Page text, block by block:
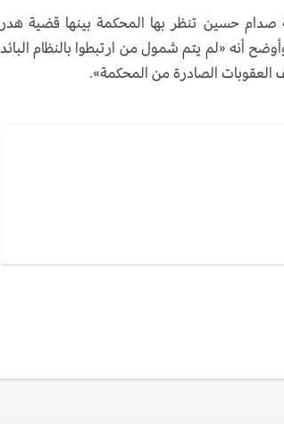
صدام حسين تنظر بها المحكمة بينها قضية هدر
أنه «لم يتم شمول من ارتبطوا بالنظام البائد
العقوبات الصادرة من المحكمة».